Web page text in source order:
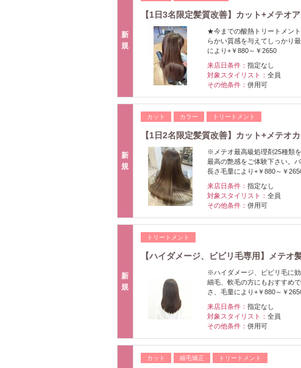
新
規
【1日3名限定髪質改善】カット+メテオ
★今までの酸熱トリートメン
らかい質感を与えてしっかり
により+￥880～￥2650
来店日条件： 指定なし
対象スタイリスト： 全員
その他条件： 併用可
新
規
カット カラー トリートメント
【1日2名限定髪質改善】カット+メテオ
※メテオ最高級処理剤25種類
最高の艶感をご体験下さい。
長さ毛量により+￥880～￥
来店日条件： 指定なし
対象スタイリスト： 全員
その他条件： 併用可
新
規
トリートメント
【ハイダメージ、ビビリ毛専用】メテオ
※ハイダメージ、ビビリ毛に
細毛、軟毛の方にもおすす
さ、毛量により+￥880～￥
来店日条件： 指定なし
対象スタイリスト： 全員
その他条件： 併用可
カット 縮毛矯正 トリートメント